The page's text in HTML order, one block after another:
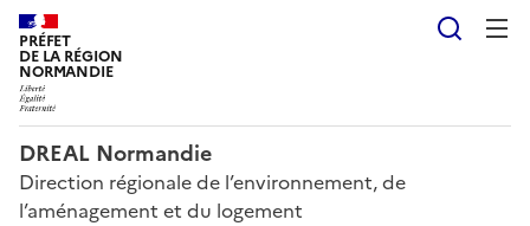
PRÉFET
DE LA RÉGION
NORMANDIE
DREAL Normandie
Direction régionale de l’environnement, de
l’aménagement et du logement